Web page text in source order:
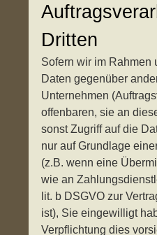
Dritten
Sofern wir im Rahmen
Daten gegenüber
Unternehmen
offenbaren, sie an
sonst Zugriff auf die
nur auf Grundlage
(z.B. wenn eine
wie an
lit. b DSGVO zur
ist), Sie eingewilligt
Verpflichtung dies